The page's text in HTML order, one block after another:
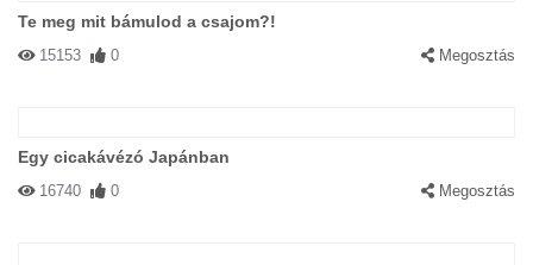
Te meg mit bámulod a csajom?!
15153 0 Megosztás
Egy cicakávézó Japánban
16740 0 Megosztás